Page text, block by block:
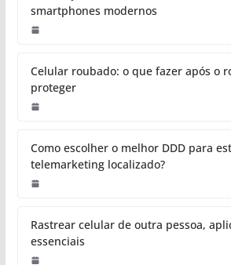
smartphones modernos
Celular roubado: o que fazer após o
proteger
Como escolher o melhor DDD para
telemarketing localizado?
Rastrear celular de outra pessoa,
essenciais